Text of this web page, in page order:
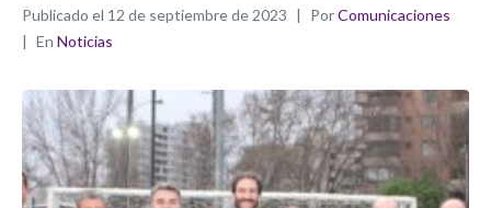
Publicado el 12 de septiembre de 2023 PorComunicaciones
En Noticias